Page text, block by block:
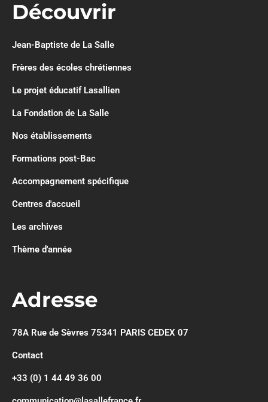
Découvrir
Jean-Baptiste de La Salle
Frères des écoles chrétiennes
Le projet éducatif Lasallien
La Fondation de La Salle
Nos établissements
Formations post-Bac
Accompagnement spécifique
Centres d'accueil
Les archives
Thème d'année
Adresse
78A Rue de Sèvres 75341 PARIS CEDEX 07
Contact
+33 (0) 1 44 49 36 00